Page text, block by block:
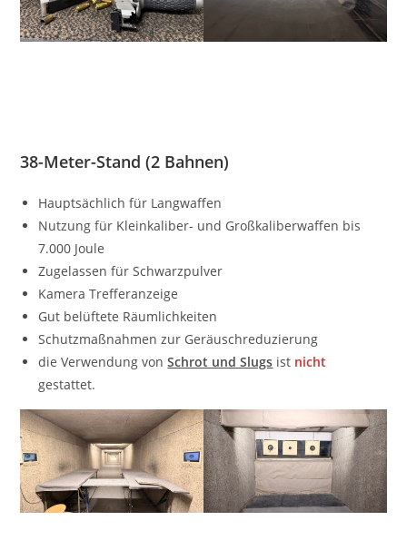
38-Meter-Stand (2 Bahnen)
Hauptsächlich für Langwaffen
Nutzung für Kleinkaliber- und Großkaliberwaffen bis
7.000 Joule
Zugelassen für Schwarzpulver
Kamera Trefferanzeige
Gut belüftete Räumlichkeiten
Schutzmaßnahmen zur Geräuschreduzierung
die Verwendung vonSchrot und Slugs ist nicht
gestattet.